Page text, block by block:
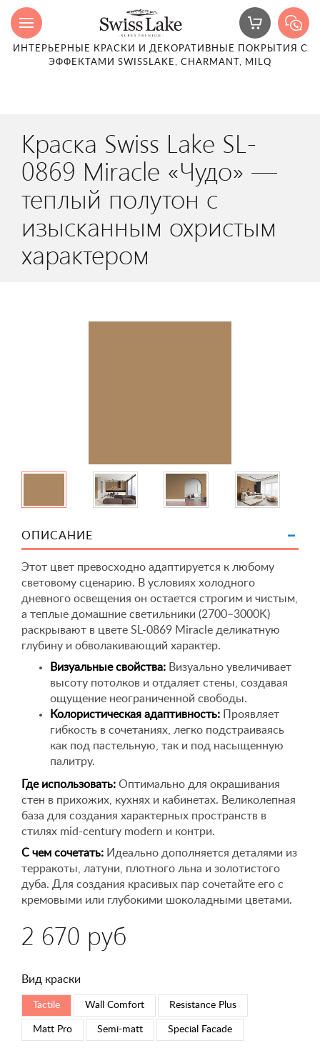
ИНТЕРЬЕРНЫЕ КРАСКИ И ДЕКОРАТИВНЫЕ ПОКРЫТИЯ С
ЭФФЕКТАМИ SWISSLAKE, CHARMANT, MILQ
Краска Swiss Lake SL-
0869 Miracle «Чудо» —
теплый полутон с
изысканным охристым
характером
ОПИСАНИЕ
Этот цвет превосходно адаптируется к любому
световому сценарию. В условиях холодного
дневного освещения он остается строгим и чистым,
а теплые домашние светильники (2700–3000K)
раскрывают в цвете SL-0869 Miracle деликатную
глубину и обволакивающий характер.
Визуальные свойства: Визуально увеличивает
высоту потолков и отдаляет стены, создавая
ощущение неограниченной свободы.
Колористическая адаптивность: Проявляет
гибкость в сочетаниях, легко подстраиваясь
как под пастельную, так и под насыщенную
палитру.
Где использовать: Оптимально для окрашивания
стен в прихожих, кухнях и кабинетах. Великолепная
база для создания характерных пространств в
стилях mid-century modern и контри.
С чем сочетать: Идеально дополняется деталями из
терракоты, латуни, плотного льна и золотистого
дуба. Для создания красивых пар сочетайте его с
кремовыми или глубокими шоколадными цветами.
2 670 руб
Вид краски
Tactile Wall Comfort Resistance Plus
Matt Pro Semi-matt Special Faсade